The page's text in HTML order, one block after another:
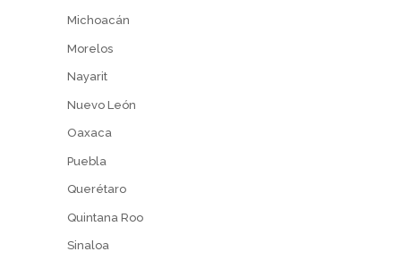
Michoacán
Morelos
Nayarit
Nuevo León
Oaxaca
Puebla
Querétaro
Quintana Roo
Sinaloa